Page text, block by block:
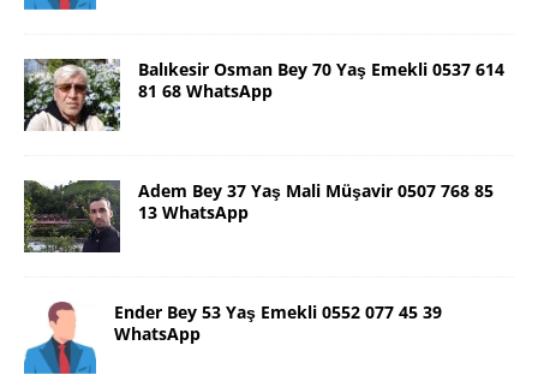
Balıkesir Osman Bey 70 Yaş Emekli 0537 614
81 68 WhatsApp
Adem Bey 37 Yaş Mali Müşavir 0507 768 85
13 WhatsApp
Ender Bey 53 Yaş Emekli 0552 077 45 39
WhatsApp